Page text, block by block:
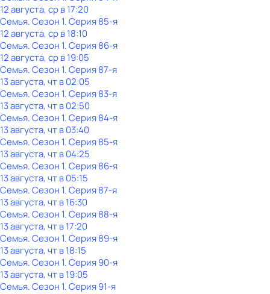
12 августа, ср в 17:20
Семья. Сезон 1. Серия 85-я
12 августа, ср в 18:10
Семья. Сезон 1. Серия 86-я
12 августа, ср в 19:05
Семья. Сезон 1. Серия 87-я
13 августа, чт в 02:05
Семья. Сезон 1. Серия 83-я
13 августа, чт в 02:50
Семья. Сезон 1. Серия 84-я
13 августа, чт в 03:40
Семья. Сезон 1. Серия 85-я
13 августа, чт в 04:25
Семья. Сезон 1. Серия 86-я
13 августа, чт в 05:15
Семья. Сезон 1. Серия 87-я
13 августа, чт в 16:30
Семья. Сезон 1. Серия 88-я
13 августа, чт в 17:20
Семья. Сезон 1. Серия 89-я
13 августа, чт в 18:15
Семья. Сезон 1. Серия 90-я
13 августа, чт в 19:05
Семья. Сезон 1. Серия 91-я